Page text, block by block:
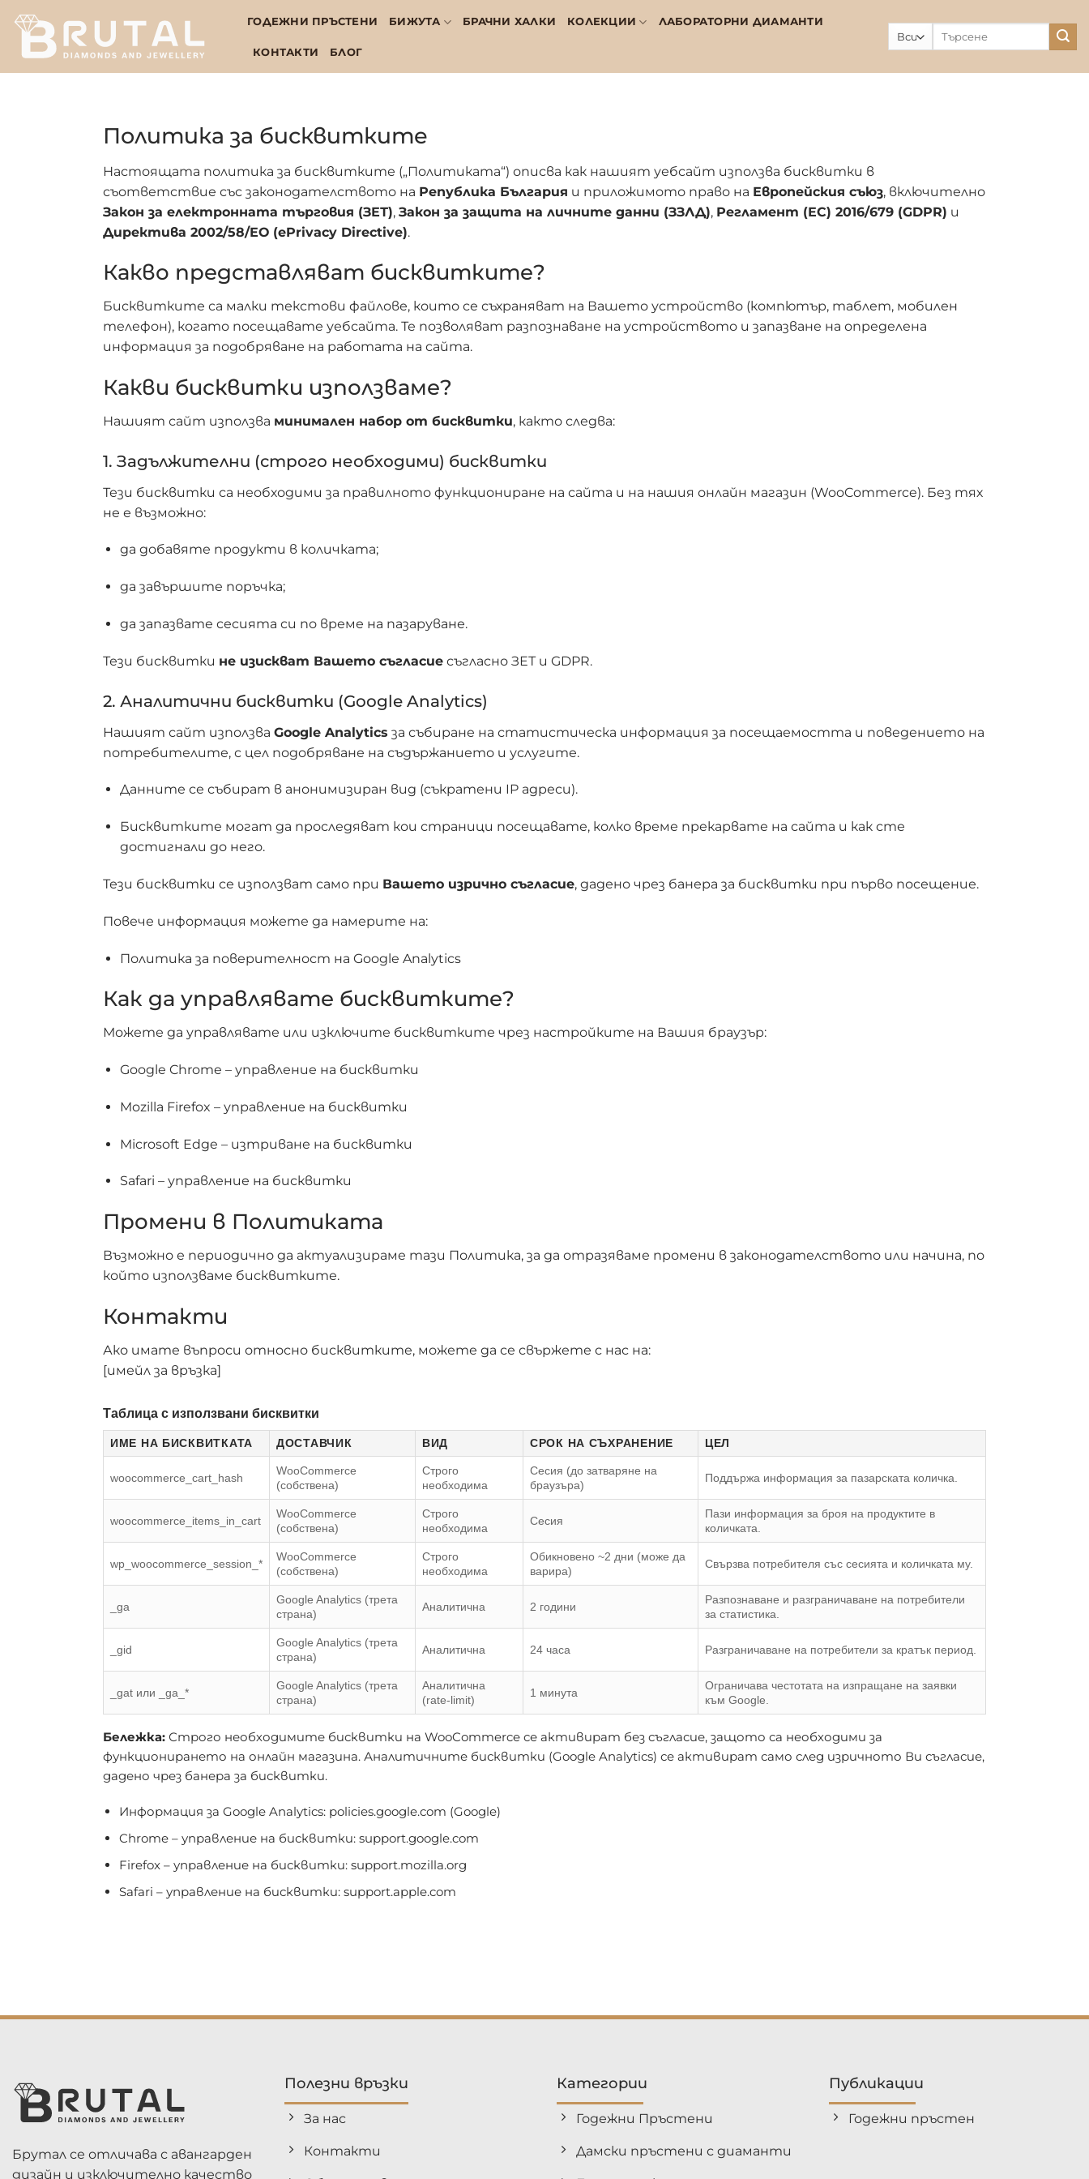
content
ГОДЕЖНИ ПРЪСТЕНИ БИЖУТА БРАЧНИ ХАЛКИ КОЛЕКЦИИ ЛАБОРАТОРНИ ДИАМАНТИ
КОНТАКТИ БЛОГ
Политика за бисквитките
Настоящата политика за бисквитките („Политиката“) описва как нашият уебсайт използва бисквитки в
съответствие със законодателството на Република България и приложимото право на Европейския съюз, включително
Закон за електронната търговия (ЗЕТ), Закон за защита на личните данни (ЗЗЛД), Регламент (ЕС) 2016/679 (GDPR) и
Директива 2002/58/ЕО (ePrivacy Directive).
Какво представляват бисквитките?
Бисквитките са малки текстови файлове, които се съхраняват на Вашето устройство (компютър, таблет, мобилен
телефон), когато посещавате уебсайта. Те позволяват разпознаване на устройството и запазване на определена
информация за подобряване на работата на сайта.
Какви бисквитки използваме?
Нашият сайт използва минимален набор от бисквитки, както следва:
1. Задължителни (строго необходими) бисквитки
Тези бисквитки са необходими за правилното функциониране на сайта и на нашия онлайн магазин (WooCommerce). Без тях
не е възможно:
да добавяте продукти в количката;
да завършите поръчка;
да запазвате сесията си по време на пазаруване.
Тези бисквитки не изискват Вашето съгласие съгласно ЗЕТ и GDPR.
2. Аналитични бисквитки (Google Analytics)
Нашият сайт използва Google Analytics за събиране на статистическа информация за посещаемостта и поведението на
потребителите, с цел подобряване на съдържанието и услугите.
Данните се събират в анонимизиран вид (съкратени IP адреси).
Бисквитките могат да проследяват кои страници посещавате, колко време прекарвате на сайта и как сте
достигнали до него.
Тези бисквитки се използват само при Вашето изрично съгласие, дадено чрез банера за бисквитки при първо посещение.
Повече информация можете да намерите на:
Политика за поверителност на Google Analytics
Как да управлявате бисквитките?
Можете да управлявате или изключите бисквитките чрез настройките на Вашия браузър:
Google Chrome – управление на бисквитки
Mozilla Firefox – управление на бисквитки
Microsoft Edge – изтриване на бисквитки
Safari – управление на бисквитки
Промени в Политиката
Възможно е периодично да актуализираме тази Политика, за да отразяваме промени в законодателството или начина, по
който използваме бисквитките.
Контакти
Ако имате въпроси относно бисквитките, можете да се свържете с нас на:
[имейл за връзка]
Таблица с използвани бисквитки
ИМЕ НА БИСКВИТКАТА ДОСТАВЧИК ВИД СРОК НА СЪХРАНЕНИЕ ЦЕЛ
woocommerce_cart_hash
WooCommerce
(собствена)
Строго
необходима
Сесия (до затваряне на
браузъра)
Поддържа информация за пазарската количка.
woocommerce_items_in_cart
WooCommerce
(собствена)
Строго
необходима
Сесия
Пази информация за броя на продуктите в
количката.
wp_woocommerce_session_*
WooCommerce
(собствена)
Строго
необходима
Обикновено ~2 дни (може да
варира)
Свързва потребителя със сесията и количката му.
_ga
Google Analytics (трета
страна)
Аналитична 2 години
Разпознаване и разграничаване на потребители
за статистика.
_gid
Google Analytics (трета
страна)
Аналитична 24 часа Разграничаване на потребители за кратък период.
_gat или _ga_*
Google Analytics (трета
страна)
Аналитична
(rate-limit)
1 минута
Ограничава честотата на изпращане на заявки
към Google.
Бележка: Строго необходимите бисквитки на WooCommerce се активират без съгласие, защото са необходими за
функционирането на онлайн магазина. Аналитичните бисквитки (Google Analytics) се активират само след изричното Ви съгласие,
дадено чрез банера за бисквитки.
Информация за Google Analytics: policies.google.com (Google)
Chrome – управление на бисквитки: support.google.com
Firefox – управление на бисквитки: support.mozilla.org
Safari – управление на бисквитки: support.apple.com
Брутал се отличава с авангарден
дизайн и изключително качество
Полезни връзки
За нас
Контакти
Категории
Годежни Пръстени
Дамски пръстени с диаманти
Публикации
Годежни пръстен